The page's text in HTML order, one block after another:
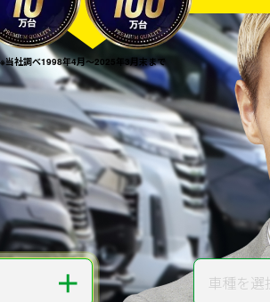
※当社調べ1998年4月～2025年3月末まで
20秒で入力完了！
料でカンタンWeb査定
いたお車を丁寧に査定いたします
＋ 車種 車種を選